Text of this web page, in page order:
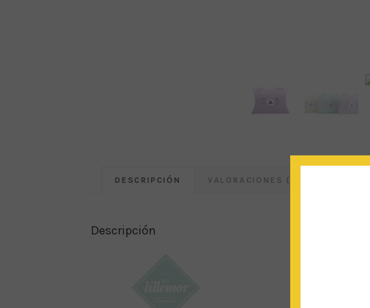
DESCRIPCIÓN VALORACIONES (0)
Descripción